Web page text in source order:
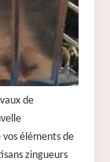
de
éléments de
zingueurs